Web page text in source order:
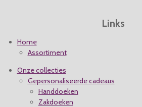
Links
Home
Assortiment
Onze collecties
Gepersonaliseerde cadeaus
Handdoeken
Zakdoeken